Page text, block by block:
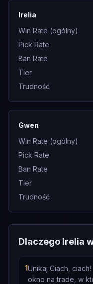
Irelia
Win Rate (ogólny)
Pick Rate
Ban Rate
Tier
Trudność
Gwen
Win Rate (ogólny)
Pick Rate
Ban Rate
Tier
Trudność
Dlaczego Irelia
1Unikaj Ciach,
okno na trade, w